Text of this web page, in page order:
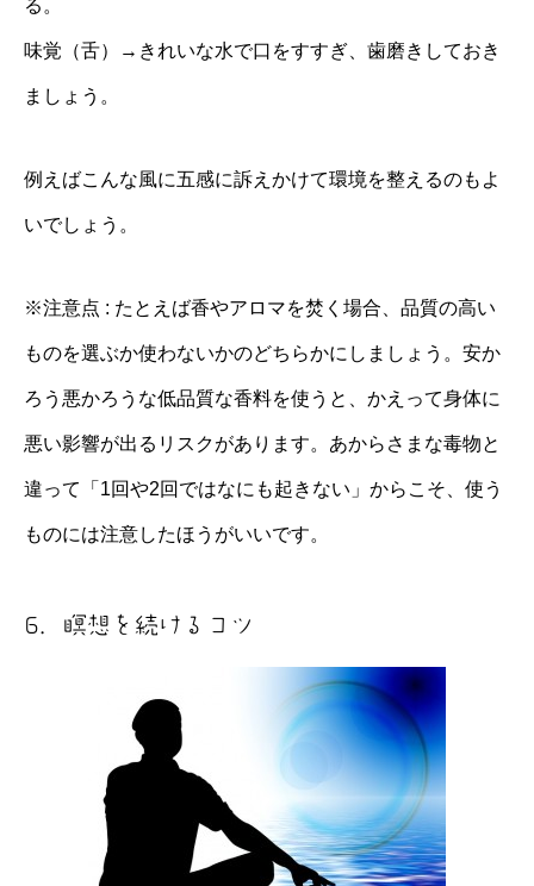
る。
味覚（舌）→きれいな水で口をすすぎ、歯磨きしておき
ましょう。
例えばこんな風に五感に訴えかけて環境を整えるのもよ
いでしょう。
※注意点 : たとえば香やアロマを焚く場合、品質の高い
ものを選ぶか使わないかのどちらかにしましょう。安か
ろう悪かろうな低品質な香料を使うと、かえって身体に
悪い影響が出るリスクがあります。あからさまな毒物と
違って「1回や2回ではなにも起きない」からこそ、使う
ものには注意したほうがいいです。
6．瞑想を続けるコツ